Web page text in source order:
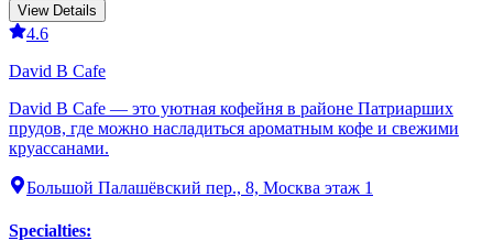
View Details
4.6
David B Cafe
David B Cafe — это уютная кофейня в районе Патриарших
прудов, где можно насладиться ароматным кофе и свежими
круассанами.
Большой Палашёвский пер., 8, Москва этаж 1
Specialties: